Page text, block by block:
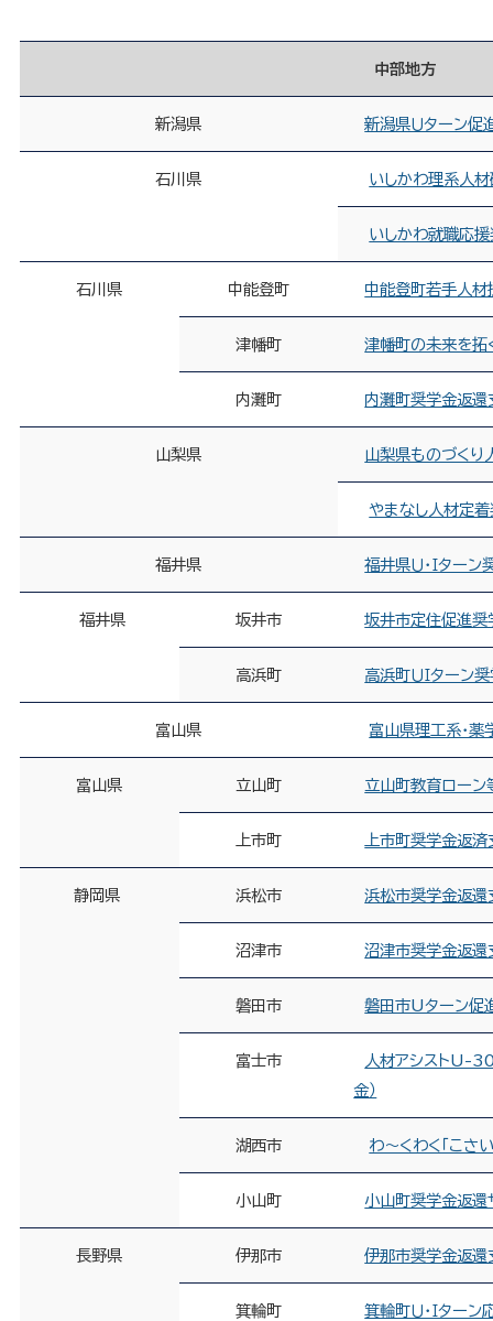
中部地方
新潟県 新潟県Ｕターン促
石川県 いしかわ理系 人
いしかわ就職応
石川県 中能登町 中能登町若手人
津幡町 津幡町の未来を拓
内灘町 内灘町奨学金返還
山梨県 山梨県ものづくり
やまなし人材定
福井県 福井県Ｕ・Ｉター
福井県 坂井市 坂井市定住促進
高浜町 高浜町ＵＩターン
富山県 富山県理工系・
富山県 立山町 立山町教育ローン
上市町 上市町奨学金返
静岡県 浜松市 浜松市奨学金返還
沼津市 沼津市奨学金返還
磐田市 磐田市Uターン促
富士市
人材アシストU-
金）
湖西市 わ～くわく「こさ
小山町 小山町奨学金返還
長野県 伊那市 伊那市奨学金返還
箕輪町 箕輪町Ｕ・Ｉター